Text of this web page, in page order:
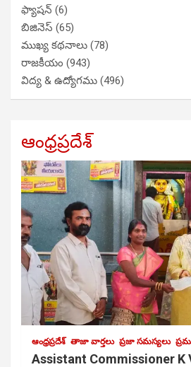
ఫ్యాషన్ (6)
బిజినెస్ (65)
ముఖ్య కథనాలు (78)
రాజకీయం (943)
విద్య & ఉద్యోగము (496)
ఆంధ్రప్రదేశ్
ఆంధ్రప్రదేశ్ తాజా వార్తలు ప్రజా సమస్యలు
Assistant Commissioner K